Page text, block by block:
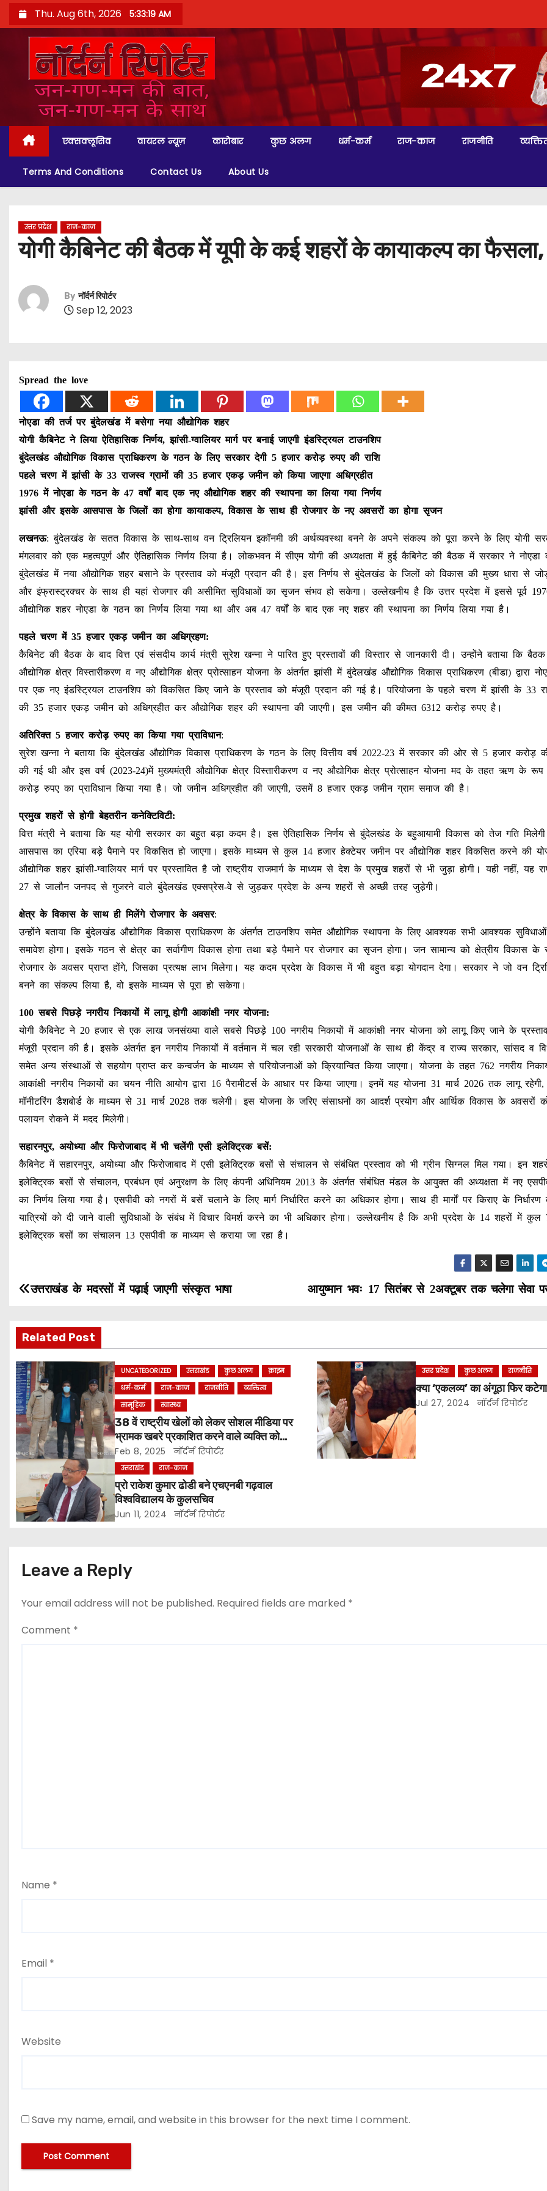
k
o
Thu. Aug 6th, 2026 5:33:20 AM
एक्सक्लूसिव वायरल न्यूज़ कारोबार कुछ अलग धर्म-कर्म राज-काज राजनीति
Terms And Conditions Contact Us About Us
उत्तर प्रदेश राज-काज
योगी कैबिनेट की बैठक में यूपी के कई शहरों के कायाकल्प का फैसला,
By नॉर्दर्न रिपोर्टर
Sep 12, 2023
Spread the love
नोएडा की तर्ज पर बुंदेलखंड में बसेगा नया औद्योगिक शहर
योगी कैबिनेट ने लिया ऐतिहासिक निर्णय, झांसी-ग्वालियर मार्ग पर बनाई जाएगी इंडस्ट्रियल टाउनशिप
बुंदेलखंड औद्योगिक विकास प्राधिकरण के गठन के लिए सरकार देगी 5 हजार करोड़ रुपए की राशि
पहले चरण में झांसी के 33 राजस्व ग्रामों की 35 हजार एकड़ जमीन को किया जाएगा अधिग्रहीत
1976 में नोएडा के गठन के 47 वर्षों बाद एक नए औद्योगिक शहर की स्थापना का लिया गया निर्णय
झांसी और इसके आसपास के जिलों का होगा कायाकल्प, विकास के साथ ही रोजगार के नए अवसरों का होगा सृजन
लखनऊ: बुंदेलखंड के सतत विकास के साथ-साथ वन ट्रिलियन इकॉनमी की अर्थव्यवस्था बनने के अपने संकल्प को पूरा करने के लिए योगी
मंगलवार को एक महत्वपूर्ण और ऐतिहासिक निर्णय लिया है। लोकभवन में सीएम योगी की अध्यक्षता में हुई कैबिनेट की बैठक में सरकार ने नोएडा
बुंदेलखंड में नया औद्योगिक शहर बसाने के प्रस्ताव को मंजूरी प्रदान की है। इस निर्णय से बुंदेलखंड के जिलों को विकास की मुख्य धारा से
और इंफ्रास्ट्रक्चर के साथ ही यहां रोजगार की असीमित सुविधाओं का सृजन संभव हो सकेगा। उल्लेखनीय है कि उत्तर प्रदेश में इससे पूर्व
औद्योगिक शहर नोएडा के गठन का निर्णय लिया गया था और अब 47 वर्षों के बाद एक नए शहर की स्थापना का निर्णय लिया गया है।
पहले चरण में 35 हजार एकड़ जमीन का अधिग्रहण:
कैबिनेट की बैठक के बाद वित्त एवं संसदीय कार्य मंत्री सुरेश खन्ना ने पारित हुए प्रस्तावों की विस्तार से जानकारी दी। उन्होंने बताया कि
औद्योगिक क्षेत्र विस्तारीकरण व नए औद्योगिक क्षेत्र प्रोत्साहन योजना के अंतर्गत झांसी में बुंदेलखंड औद्योगिक विकास प्राधिकरण (बीडा) द्वारा
पर एक नए इंडस्ट्रियल टाउनशिप को विकसित किए जाने के प्रस्ताव को मंजूरी प्रदान की गई है। परियोजना के पहले चरण में झांसी के 33
की 35 हजार एकड़ जमीन को अधिग्रहीत कर औद्योगिक शहर की स्थापना की जाएगी। इस जमीन की कीमत 6312 करोड़ रुपए है।
अतिरिक्त 5 हजार करोड़ रुपए का किया गया प्राविधान:
सुरेश खन्ना ने बताया कि बुंदेलखंड औद्योगिक विकास प्राधिकरण के गठन के लिए वित्तीय वर्ष 2022-23 में सरकार की ओर से 5 हजार करोड़
की गई थी और इस वर्ष (2023-24)में मुख्यमंत्री औद्योगिक क्षेत्र विस्तारीकरण व नए औद्योगिक क्षेत्र प्रोत्साहन योजना मद के तहत ऋण के
करोड़ रुपए का प्राविधान किया गया है। जो जमीन अधिग्रहीत की जाएगी, उसमें 8 हजार एकड़ जमीन ग्राम समाज की है।
प्रमुख शहरों से होगी बेहतरीन कनेक्टिविटी:
वित्त मंत्री ने बताया कि यह योगी सरकार का बहुत बड़ा कदम है। इस ऐतिहासिक निर्णय से बुंदेलखंड के बहुआयामी विकास को तेज गति
आसपास का एरिया बड़े पैमाने पर विकसित हो जाएगा। इसके माध्यम से कुल 14 हजार हेक्टेयर जमीन पर औद्योगिक शहर विकसित करने की
औद्योगिक शहर झांसी-ग्वालियर मार्ग पर प्रस्तावित है जो राष्ट्रीय राजमार्ग के माध्यम से देश के प्रमुख शहरों से भी जुड़ा होगी। यही नहीं, यह
27 से जालौन जनपद से गुजरने वाले बुंदेलखंड एक्सप्रेस-वे से जुड़कर प्रदेश के अन्य शहरों से अच्छी तरह जुडे़गी।
क्षेत्र के विकास के साथ ही मिलेंगे रोजगार के अवसर:
उन्होंने बताया कि बुंदेलखंड औद्योगिक विकास प्राधिकरण के अंतर्गत टाउनशिप समेत औद्योगिक स्थापना के लिए आवश्यक सभी आवश्यक
समावेश होगा। इसके गठन से क्षेत्र का सर्वागीण विकास होगा तथा बड़े पैमाने पर रोजगार का सृजन होगा। जन सामान्य को क्षेत्रीय विकास के
रोजगार के अवसर प्राप्त होंगे, जिसका प्रत्यक्ष लाभ मिलेगा। यह कदम प्रदेश के विकास में भी बहुत बड़ा योगदान देगा। सरकार ने जो वन
बनने का संकल्प लिया है, वो इसके माध्यम से पूरा हो सकेगा।
100 सबसे पिछड़े नगरीय निकायों में लागू होगी आकांक्षी नगर योजना:
योगी कैबिनेट ने 20 हजार से एक लाख जनसंख्या वाले सबसे पिछड़े 100 नगरीय निकायों में आकांक्षी नगर योजना को लागू किए जाने के
मंजूरी प्रदान की है। इसके अंतर्गत इन नगरीय निकायों में वर्तमान में चल रही सरकारी योजनाओं के साथ ही केंद्र व राज्य सरकार, सांसद व
समेत अन्य संस्थाओं से सहयोग प्राप्त कर कन्वर्जन के माध्यम से परियोजनाओं को क्रियान्वित किया जाएगा। योजना के तहत 762 नगरीय
आकांक्षी नगरीय निकायों का चयन नीति आयोग द्वारा 16 पैरामीटर्स के आधार पर किया जाएगा। इनमें यह योजना 31 मार्च 2026 तक लागू
मॉनीटरिंग डैशबोर्ड के माध्यम से 31 मार्च 2028 तक चलेगी। इस योजना के जरिए संसाधनों का आदर्श प्रयोग और आर्थिक विकास के अवसरों
पलायन रोकने में मदद मिलेगी।
सहारनपुर, अयोध्या और फिरोजाबाद में भी चलेंगी एसी इलेक्ट्रिक बसें:
कैबिनेट में सहारनपुर, अयोध्या और फिरोजाबाद में एसी इलेक्ट्रिक बसों से संचालन से संबंधित प्रस्ताव को भी ग्रीन सिग्नल मिल गया। इन
इलेक्ट्रिक बसों से संचालन, प्रबंधन एवं अनुरक्षण के लिए कंपनी अधिनियम 2013 के अंतर्गत संबंधित मंडल के आयुक्त की अध्यक्षता में नए
का निर्णय लिया गया है। एसपीवी को नगरों में बसें चलाने के लिए मार्ग निर्धारित करने का अधिकार होगा। साथ ही मार्गों पर किराए के
यात्रियों को दी जाने वाली सुविधाओं के संबंध में विचार विमर्श करने का भी अधिकार होगा। उल्लेखनीय है कि अभी प्रदेश के 14 शहरों में कुल
इलेक्ट्रिक बसों का संचालन 13 एसपीवी क माध्यम से कराया जा रहा है।
P
s
t
n
a
v
g
a
i
o
n
आयुष्मान भवः 17 सितंबर से 2अक्टूबर तक चलेगा सेवा
उत्तराखंड के मदरसों में पढ़ाई जाएगी संस्कृत भाषा
Related Post
UNCATEGORIZED उत्तराखंड कुछ अलग
क्राइम
धर्म-कर्म
राज-काज राजनीति
व्यक्तित्व
सामूहिक
स्वास्थ्य
38 वें राष्ट्रीय खेलों को लेकर सोशल मीडिया पर
भ्रामक खबरे प्रकाशित करने वाले व्यक्ति को
किया पुलिस ने गिरफ्तार ।
Feb 8, 2025 नॉर्दर्न रिपोर्टर
उत्तर प्रदेश कुछ अलग राजनीति
क्या ‘एकलव्य’ का अंगूठा फिर
Jul 27, 2024 नॉर्दर्न रिपोर्टर
उत्तराखंड राज-काज
प्रो राकेश कुमार ढोडी बने एचएनबी गढ़वाल
विश्वविद्यालय के कुलसचिव
Jun 11, 2024 नॉर्दर्न रिपोर्टर
Leave a Reply
Your email address will not be published. Required fields are marked *
Comment *
Name *
Email *
Website
Save my name, email, and website in this browser for the next time I comment.